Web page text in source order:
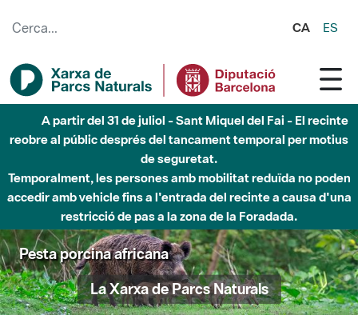
CA ES
A partir del 31 de juliol - Sant Miquel del Fai - El recinte
reobre al públic després del tancament temporal per motius
de seguretat.
Temporalment, les persones amb mobilitat reduïda no poden
accedir amb vehicle fins a l'entrada del recinte a causa d'una
restricció de pas a la zona de la Foradada.
Pesta porcina africana
La Xarxa de Parcs Naturals